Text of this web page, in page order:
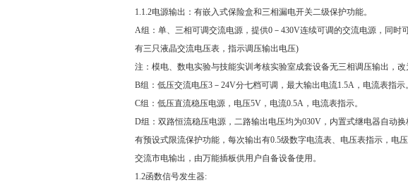
1.1.2电源输出：有嵌入式保险盒和三相漏电开关二级保护功能。
A组：单、三相可调交流电源，提供0－430V连续可调的交流电源，同
有三只液晶交流电压表，指示调压输出电压)
注：模电、数电实验与技能实训考核实验室成套设备无三相调压输出，改
B组：低压交流电压3－24V分七档可调，最大输出电流1.5A，电流表指示。
C组：低压直流稳压电源，电压5V，电流0.5A，电流表指示。
D组：双路恒流稳压电源，二路输出电压均为030V，内置式继电器自动
有预设式限流保护功能，每次输出有0.5级数字电流表、电压表指示，电
交流市电输出，由万能插板供用户自备设备使用。
1.2函数信号发生器: